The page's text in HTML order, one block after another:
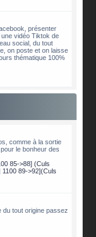
présenter
vidéo Tiktok de
social, du tout
on poste et on laisse
thématique 100%
comme à la sortie
le bonheur des
85->88] (Culs
89->92](Culs
du tout origine passez